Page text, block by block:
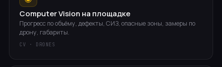
Computer Vision на площадке
Прогресс по объёму, дефекты, СИЗ, опасные зоны, замеры по
дрону, габариты.
CV · DRONES